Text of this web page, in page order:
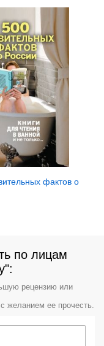
фактов о
по лицам
рецензию или
желанием ее прочесть.